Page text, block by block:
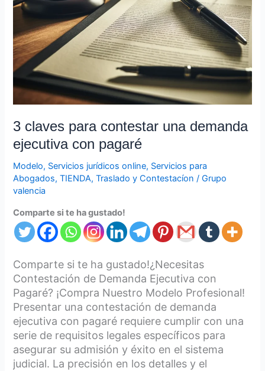
3 claves para contestar una demanda
ejecutiva con pagaré
Modelo, Servicios jurídicos online, Servicios para
Abogados,TIENDA,Traslado y Contestacíon /Grupo
valencia
Comparte si te ha gustado!
Comparte si te ha gustado!¿Necesitas
Contestación de Demanda Ejecutiva con
Pagaré? ¡Compra Nuestro Modelo Profesional!
Presentar una contestación de demanda
ejecutiva con pagaré requiere cumplir con una
serie de requisitos legales específicos para
asegurar su admisión y éxito en el sistema
judicial. La precisión en los detalles y el